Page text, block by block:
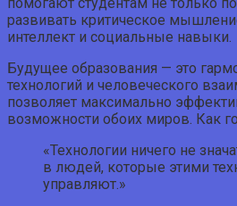
помогают студентам не только
развивать критическое
интеллект и социальные навыки.
Будущее образования — это
технологий и человеческого
позволяет максимально
возможности обоих миров. Как
«Технологии ничего не
в людей, которые этими
управляют.»